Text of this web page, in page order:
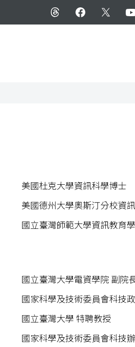
Threadsfacebook
X
美國杜克大學資訊科學博士
美國德州大學奧斯汀分校資
國立臺灣師範大學資訊教育
國立臺灣大學電資學院 副院
國家科學及技術委員會科技
國立臺灣大學 特聘教授
國家科學及技術委員會科技